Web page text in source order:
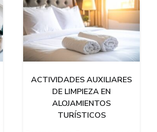
ACTIVIDADES AUXILIARES
DE LIMPIEZA EN
ALOJAMIENTOS
TURÍSTICOS